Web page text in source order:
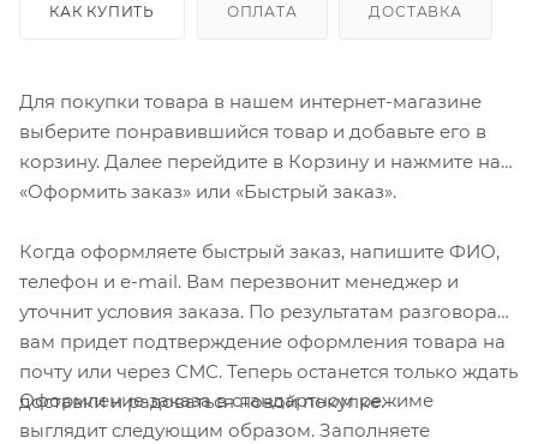
КАК КУПИТЬ ОПЛАТА ДОСТАВКА
Для покупки товара в нашем интернет-магазине
выберите понравившийся товар и добавьте его в
корзину. Далее перейдите в Корзину и нажмите на
«Оформить заказ» или «Быстрый заказ».
Когда оформляете быстрый заказ, напишите ФИО,
телефон и e-mail. Вам перезвонит менеджер и
уточнит условия заказа. По результатам разговора
вам придет подтверждение оформления товара на
почту или через СМС. Теперь останется только ждать
доставки и радоваться новой покупке.
Оформление заказа в стандартном режиме
выглядит следующим образом. Заполняете